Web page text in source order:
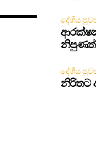
දේශීය
ආරක්ෂක
දේශීය
නිරිතට